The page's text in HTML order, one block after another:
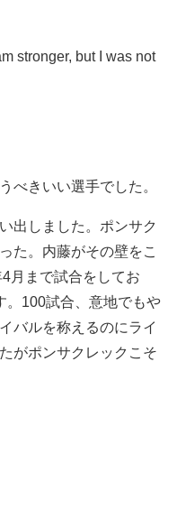
stronger, but I was not
べきいい選手でした。
出しました。ポンサク
た。内藤がその壁をこ
月まで試合をしてお
。100試合、意地でもや
バルを称えるのにライ
がポンサクレックこそ